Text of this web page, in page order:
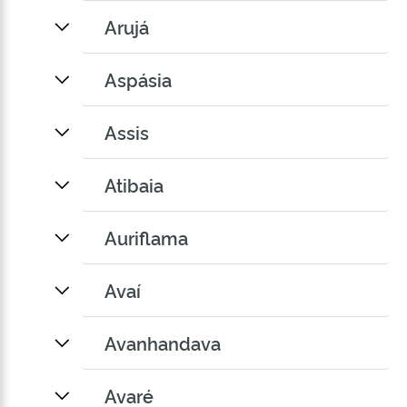
Arujá
Aspásia
Assis
Atibaia
Auriflama
Avaí
Avanhandava
Avaré